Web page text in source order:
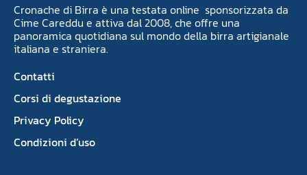
Cronache di Birra è una testata online sponsorizzata da
Cime Careddu e attiva dal 2008, che offre una
panoramica quotidiana sul mondo della birra artigianale
italiana e straniera.
Contatti
Corsi di degustazione
Privacy Policy
Condizioni d’uso